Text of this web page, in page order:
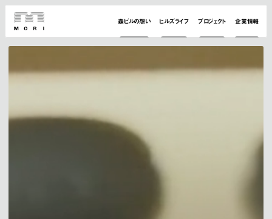
森ビルの想い ヒルズライフ プロジェクト 企業情報